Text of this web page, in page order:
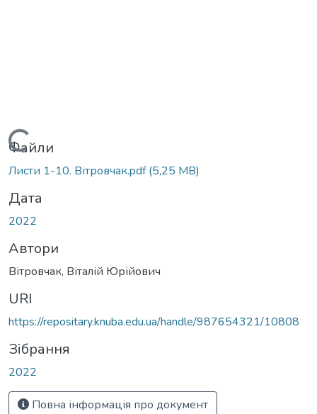
Вантажиться...
Файли
Листи 1-10. Вітровчак.pdf(5,25 MB)
Дата
2022
Автори
Вітровчак, Віталій Юрійович
URI
https://repositary.knuba.edu.ua/handle/987654321/10808
Зібрання
2022
Повна інформація про документ